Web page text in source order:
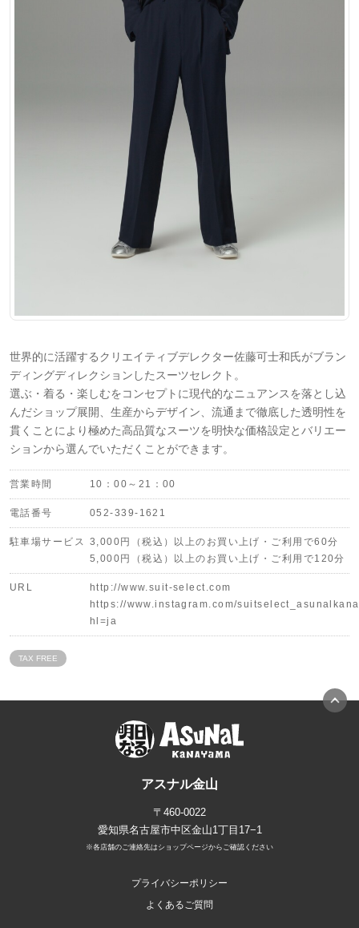
世界的に活躍するクリエイティブデレクター佐藤可士和氏がブラン
ディングディレクションしたスーツセレクト。
選ぶ・着る・楽しむをコンセプトに現代的なニュアンスを落とし込
んだショップ展開、生産からデザイン、流通まで徹底した透明性を
貫くことにより極めた高品質なスーツを明快な価格設定とバリエー
ションから選んでいただくことができます。
営業時間 10：00～21：00
電話番号 052-339-1621
駐車場サービス 3,000円（税込）以上のお買い上げ・ご利用で60分
5,000円（税込）以上のお買い上げ・ご利用で120分
URL
http://www.suit-select.com
https://www.instagram.com/
hl=ja
TAX FREE
アスナル金山
〒460-0022
愛知県名古屋市中区金山1丁目17−1
※各店舗のご連絡先はショップページからご確認ください
プライバシーポリシー
よくあるご質問